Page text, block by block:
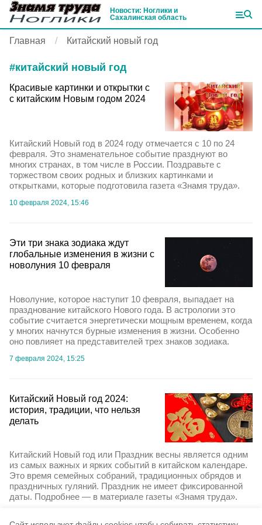
Новости: Ноглики и
Сахалинская область
Главная Китайский новый год
#китайский новый год
Красивые картинки и открытки с
с китайским Новым годом 2024
Китайский Новый год в 2024 году отмечается с 10 по 24
февраля. Это знаменательное событие празднуют во
многих странах, в том числе в России. Поздравьте с
торжеством своих родных и близких картинками и
открытками, которые подготовила газета «Знамя труда».
10 февраля 2024, 15:46
Эти три знака зодиака ждут
глобальные изменения в жизни с
новолуния 10 февраля
Новолуние, которое наступит 10 февраля, выпадает на
празднование китайского Нового года. В астрологии это
событие считается энергетически мощным временем, когда
у многих начнутся бурные изменения в жизни. Особенно
оно повлияет на представителей трех знаков зодиака.
7 февраля 2024, 15:25
Китайский Новый год 2024:
история, традиции, что нельзя
делать
Китайский Новый год или Праздник весны является одним
из самых важных и ярких событий в китайском календаре.
Это время семейных собраний, традиционных обрядов и
праздничных гуляний. Праздник не имеет фиксированной
даты. Подробнее — в материале газеты «Знамя труда».